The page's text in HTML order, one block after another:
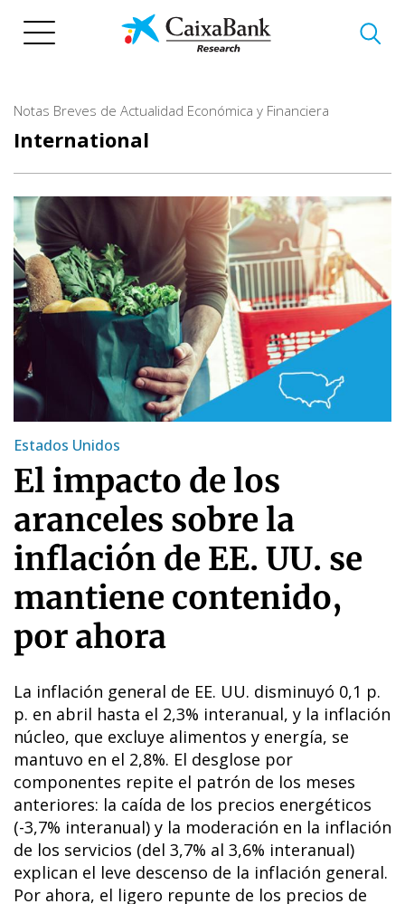
Notas Breves de Actualidad Económica y Financiera
International
Estados Unidos
El impacto de los
aranceles sobre la
inflación de EE. UU. se
mantiene contenido,
por ahora
La inflación general de EE. UU. disminuyó 0,1 p.
p. en abril hasta el 2,3% interanual, y la inflación
núcleo, que excluye alimentos y energía, se
mantuvo en el 2,8%. El desglose por
componentes repite el patrón de los meses
anteriores: la caída de los precios energéticos
(-3,7% interanual) y la moderación en la inflación
de los servicios (del 3,7% al 3,6% interanual)
explican el leve descenso de la inflación general.
Por ahora, el ligero repunte de los precios de